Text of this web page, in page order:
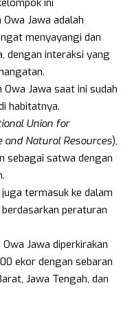
ini
Jawa adalah
menyayangi dan
dengan interaksi yang
Jawa saat ini sudah
habitatnya.
Union for
Natural Resources),
sebagai satwa dengan
termasuk ke dalam
peraturan
Jawa diperkirakan
ekor dengan sebaran
Jawa Tengah, dan